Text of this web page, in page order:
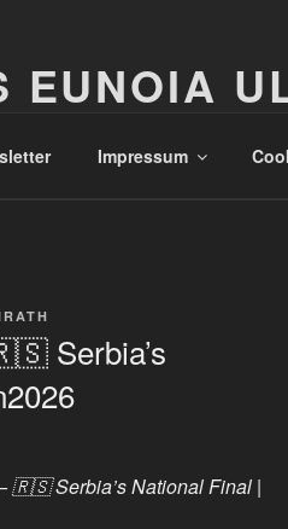
EUNOIA
Impressum
Serbia’s
🇷🇸 Serbia’s National Final |